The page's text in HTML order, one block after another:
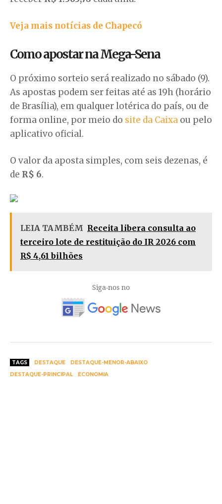
Veja mais notícias de Chapecó
Como apostar na Mega-Sena
O próximo sorteio será realizado no sábado (9).
As apostas podem ser feitas até as 19h (horário
de Brasília), em qualquer lotérica do país, ou de
forma online, por meio do site da Caixa ou pelo
aplicativo oficial.
O valor da aposta simples, com seis dezenas, é
de R$ 6.
LEIA TAMBÉM Receita libera consulta ao
terceiro lote de restituição do IR 2026 com
R$ 4,61 bilhões
Siga-nos no
TAGS DESTAQUE
DESTAQUE-MENOR-ABAIXO
DESTAQUE-PRINCIPAL
ECONOMIA